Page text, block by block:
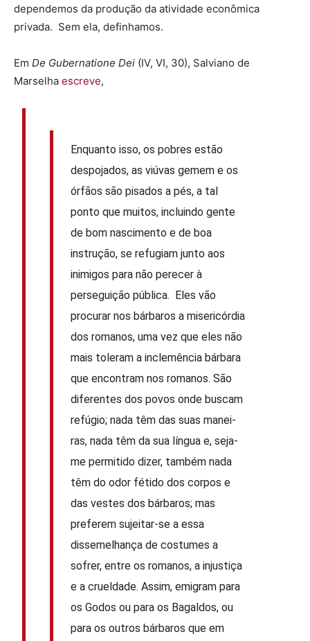
dependemos da produção da atividade econômica
privada. Sem ela, definhamos.
Em De Gubernatione Dei (IV, VI, 30), Salviano de
Marselha escreve,
Enquanto isso, os pobres estão
despojados, as viúvas gemem e os
órfãos são pisados a pés, a tal
ponto que muitos, incluindo gente
de bom nascimento e de boa
instrução, se refugiam junto aos
inimigos para não perecer à
perseguição pública. Eles vão
procurar nos bárbaros a misericórdia
dos romanos, uma vez que eles não
mais toleram a inclemência bárbara
que encontram nos romanos. São
dife­rentes dos povos onde buscam
refúgio; nada têm das suas manei­
ras, nada têm da sua língua e, seja-
me permitido dizer, também nada
têm do odor fétido dos corpos e
das vestes dos bárbaros; mas
preferem sujeitar-se a essa
dissemelhança de costumes a
sofrer, entre os romanos, a injustiça
e a crueldade. Assim, emigram para
os Godos ou para os Bagaldos, ou
para os outros bárbaros que em